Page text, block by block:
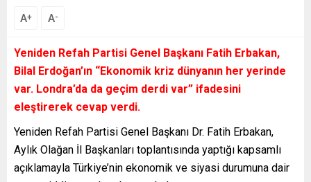
A+ A-
Yeniden Refah Partisi Genel Başkanı Fatih Erbakan,
Bilal Erdoğan’ın “Ekonomik kriz dünyanın her yerinde
var. Londra’da da geçim derdi var” ifadesini
eleştirerek cevap verdi.
Yeniden Refah Partisi Genel Başkanı Dr. Fatih Erbakan,
Aylık Olağan İl Başkanları toplantısında yaptığı kapsamlı
açıklamayla Türkiye’nin ekonomik ve siyasi durumuna dair